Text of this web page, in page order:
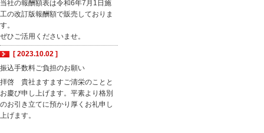
当社の報酬額表は令和6年7月1日施
工の改訂版報酬額で販売しておりま
す。
ぜひご活用くださいませ。
[ 2023.10.02 ]
振込手数料ご負担のお願い
拝啓 貴社ますますご清栄のことと
お慶び申し上げます。平素より格別
のお引き立てに預かり厚くお礼申し
上げます。